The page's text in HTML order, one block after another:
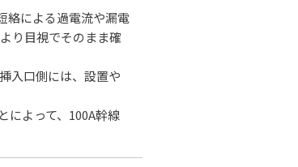
絡による過電流や漏電
り目視でそのまま確
入口側には、設置や
によって、100A幹線